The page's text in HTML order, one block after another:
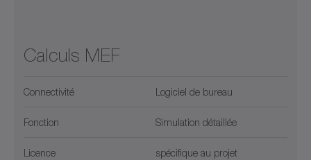
Calculs MEF
Connectivité Logiciel de bureau
Fonction Simulation détaillée
Licence spécifique au projet